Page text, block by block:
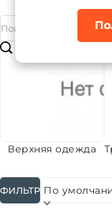
#
Подкатегории
Верхняя одежда
ФИЛЬТР Сортировать: